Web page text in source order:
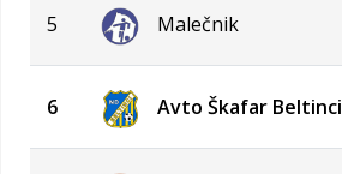
5 Malečnik
6 Avto Škafar Beltinci